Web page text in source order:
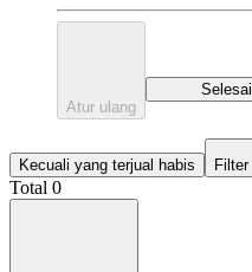
Atur ulang
Selesai
Kecuali yang terjual habis Filter
Total 0